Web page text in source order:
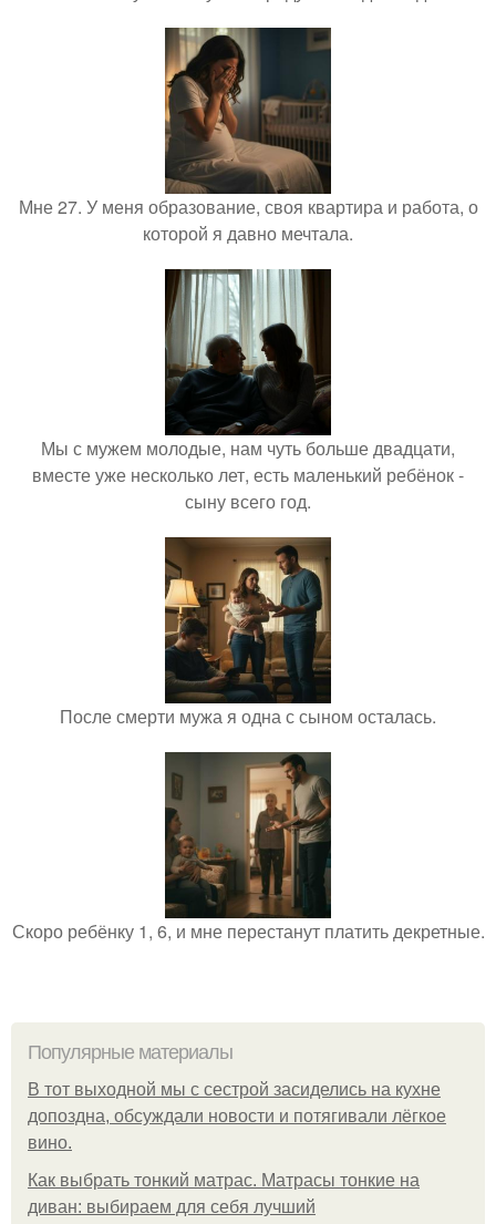
Мне 27. У меня образование, своя квартира и работа, о
которой я давно мечтала.
Мы с мужем молодые, нам чуть больше двадцати,
вместе уже несколько лет, есть маленький ребёнок -
сыну всего год.
После смерти мужа я одна с сыном осталась.
Скоро ребёнку 1, 6, и мне перестанут платить декретные.
Популярные материалы
В тот выходной мы с сестрой засиделись на кухне
допоздна, обсуждали новости и потягивали лёгкое
вино.
Как выбрать тонкий матрас. Матрасы тонкие на
диван: выбираем для себя лучший